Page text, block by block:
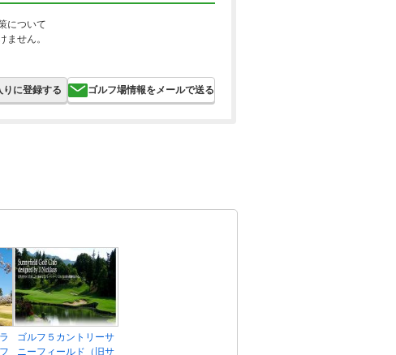
について
ません。
りに登録する ゴルフ場情報をメールで送る
ゴルフ５カントリーサ
ニーフィールド（旧サ